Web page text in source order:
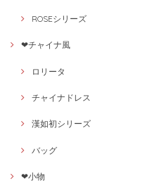
ROSEシリーズ
❤チャイナ風
ロリータ
チャイナドレス
漢如初シリーズ
バッグ
❤小物